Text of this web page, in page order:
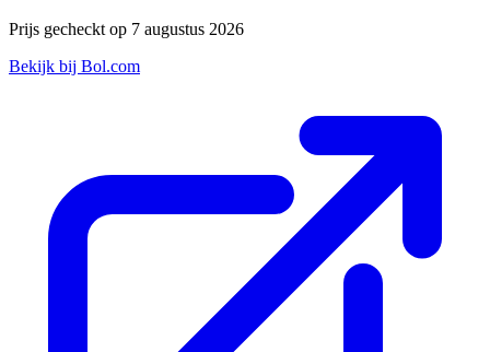
Prijs gecheckt op 7 augustus 2026
Bekijk bij Bol.com